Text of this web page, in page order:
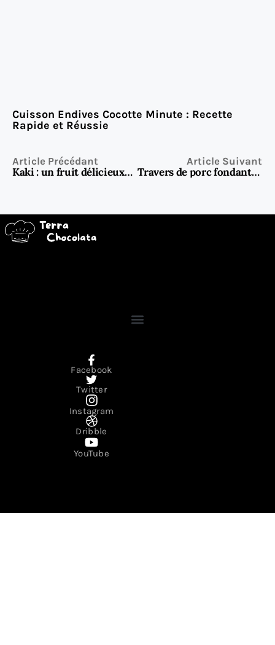
Cuisson Endives Cocotte Minute : Recette
Rapide et Réussie
Article Précédant
Kaki : un fruit délicieux… mais pas sans danger ! Voici les précautions à connaître
Article Suivant
Travers de porc fondants au four : le guide ultime pour une cuisson parfaite et savoureuse
Facebook
Twitter
Instagram
Dribble
YouTube